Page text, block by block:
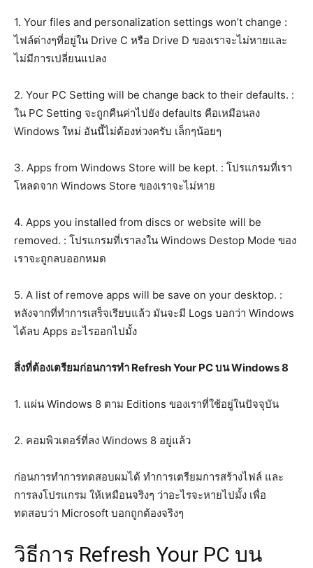
1. Your files and personalization settings won’t change :
ไฟล์ต่างๆที่อยู่ใน Drive C หรือ Drive D ของเราจะไม่หายและ
ไม่มีการเปลี่ยนแปลง
2. Your PC Setting will be change back to their defaults. :
ใน PC Setting จะถูกคืนค่าไปยัง defaults คือเหมือนลง
Windows ใหม่ อันนี้ไม่ต้องห่วงครับ เล็กๆน้อยๆ
3. Apps from Windows Store will be kept. : โปรแกรมที่เรา
โหลดจาก Windows Store ของเราจะไม่หาย
4. Apps you installed from discs or website will be
removed. : โปรแกรมที่เราลงใน Windows Destop Mode ของ
เราจะถูกลบออกหมด
5. A list of remove apps will be save on your desktop. :
หลังจากที่ทำการเสร็จเรียบแล้ว มันจะมี Logs บอกว่า Windows
ได้ลบ Apps อะไรออกไปมั้ง
สิ่งที่ต้องเตรียมก่อนการทำ Refresh Your PC บน Windows 8
1. แผ่น Windows 8 ตาม Editions ของเราที่ใช้อยู่ในปัจจุบัน
2. คอมพิวเตอร์ที่ลง Windows 8 อยู่แล้ว
ก่อนการทำการทดสอบผมได้ ทำการเตรียมการสร้างไฟล์ และ
การลงโปรแกรม ให้เหมือนจริงๆ ว่าอะไรจะหายไปมั้ง เพื่อ
ทดสอบว่า Microsoft บอกถูกต้องจริงๆ
วิธีการ Refresh Your PC บน